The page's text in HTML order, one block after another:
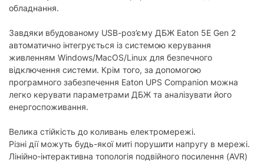
Вихідні розетки
Кількість вихідних
розеток:
6
Кількість IEC-розеток: 6
Захист
Захист від
Захист від короткого
замикання:
є
обладнання.
Завдяки вбудованому USB-роз’єму ДБЖ Eaton 5E Gen 2
автоматично інтегрується із системою керування
живленням Windows/MacOS/Linux для безпечного
відключення системи. Крім того, за допомогою
програмного забезпечення Eaton UPS Companion можна
легко керувати параметрами ДБЖ та аналізувати його
енергоспоживання.
Велика стійкість до коливань електромережі.
Різні дії можуть будь-якої миті порушити напругу в мережі.
Лінійно-інтерактивна топологія подвійного посилення (AVR)